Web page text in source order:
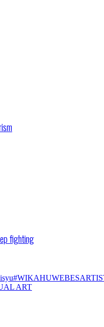
fighting
#WIKAHUWEBES
ART